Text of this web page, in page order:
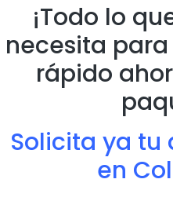
¡Todo lo
necesita
rápido
Solicita ya tu
en